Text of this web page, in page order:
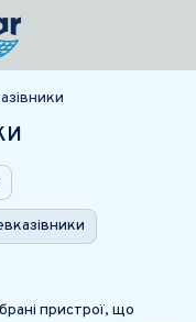
пристрої, що